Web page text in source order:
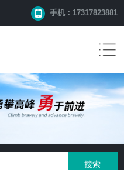
手机：17317823881